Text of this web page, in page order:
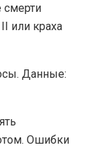
смерти
или краха
Данные:
Ошибки